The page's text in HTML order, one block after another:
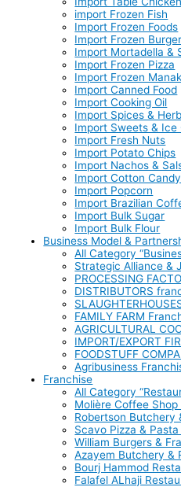
import Frozen Fish
Import Frozen Foods
Import Frozen Burger
Import Mortadella &
Import Frozen Pizza
Import Frozen
Import Canned Food
Import Cooking Oil
Import Spices &
Import Sweets & Ice
Import Fresh Nuts
Import Potato Chips
Import Nachos &
Import Cotton Candy
Import Popcorn
Import Brazilian
Import Bulk Sugar
Import Bulk Flour
Business Model &
All Category
Strategic Alliance &
PROCESSING
DISTRIBUTORS
FAMILY FARM
AGRICULTURAL
IMPORT/EXPORT
FOODSTUFF
Agribusiness
Franchise
All Category
Molière Coffee Shop
Robertson Butchery
Scavo Pizza &
William Burgers &
Azayem Butchery &
Bourj Hammod
Falafel ALhaji